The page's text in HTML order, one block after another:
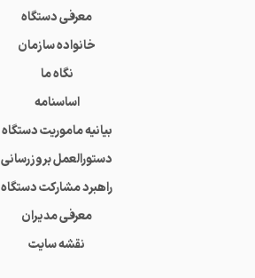
معرفی دستگاه
خانواده سازمان
نگاه ما
اساسنامه
بیانیه ماموریت دستگاه
دستورالعمل بروزرسانی
راهبرد مشارکت دستگاه
معرفی مدیران
نقشه سایت